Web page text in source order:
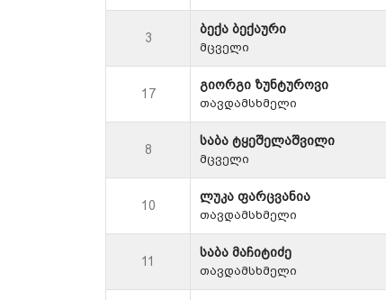
3
ბექა ბექაური
მცველი
17
გიორგი ზუნტუროვი
თავდამსხმელი
8
საბა ტყეშელაშვილი
მცველი
10
ლუკა ფარცვანია
თავდამსხმელი
11
საბა მაჩიტიძე
თავდამსხმელი